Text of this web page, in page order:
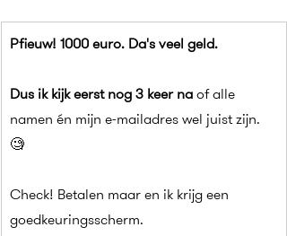
Pfieuw! 1000 euro. Da's veel geld.
Dus ik kijk eerst nog 3 keer na of alle
namen én mijn e-mailadres wel juist zijn.
🧐
Check! Betalen maar en ik krijg een
goedkeuringsscherm.